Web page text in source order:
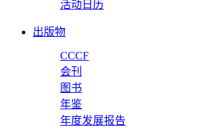
活动日历
出版物
CCCF
会刊
图书
年鉴
年度发展报告